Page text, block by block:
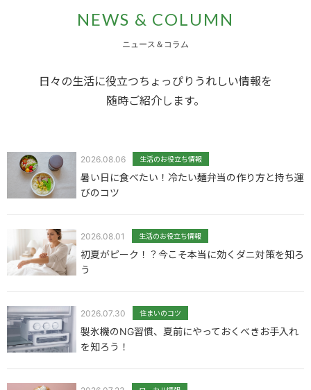
NEWS & COLUMN
ニュース＆コラム
日々の生活に役立つちょっぴりうれしい情報を
随時ご紹介します。
2026.08.06 生活のお役立ち情報
暑い日に食べたい！冷たい麺弁当の作り方と持ち運
びのコツ
2026.08.01 生活のお役立ち情報
初夏がピーク！？今こそ本当に効くダニ対策を知ろ
う
2026.07.30 住まいのコツ
製氷機のNG習慣、夏前にやっておくべきお手入れ
を知ろう！